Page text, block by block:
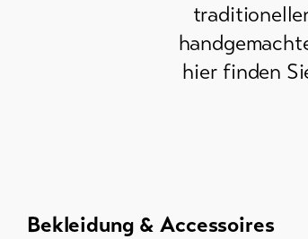
hier finden
Bekleidung & Accessoires